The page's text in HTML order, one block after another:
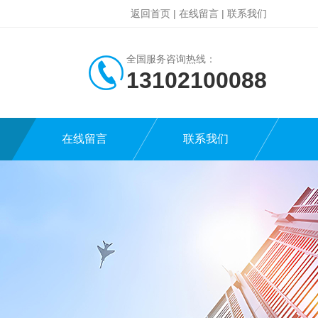
返回首页 | 在线留言 | 联系我们
全国服务咨询热线：
13102100088
在线留言 联系我们